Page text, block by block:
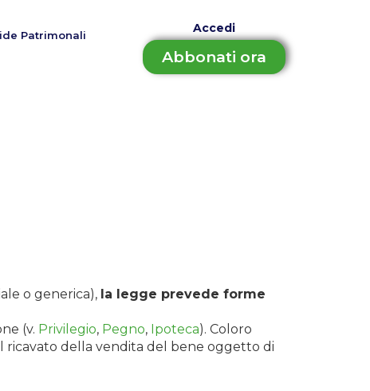
Patrimonali Accedi
Abbonati ora
o generica), la legge prevede forme
(v. Privilegio, Pegno, Ipoteca). Coloro
ricavato della vendita del bene oggetto di